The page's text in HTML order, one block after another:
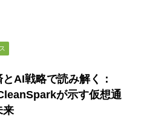
AI戦略で読み解く：
が示す仮想通
来